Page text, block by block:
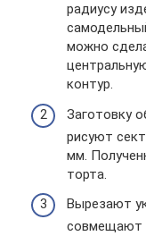
радиусу
можно
контур.
Заготовку
рисуют
мм.
торта.
Вырезают
совмещают